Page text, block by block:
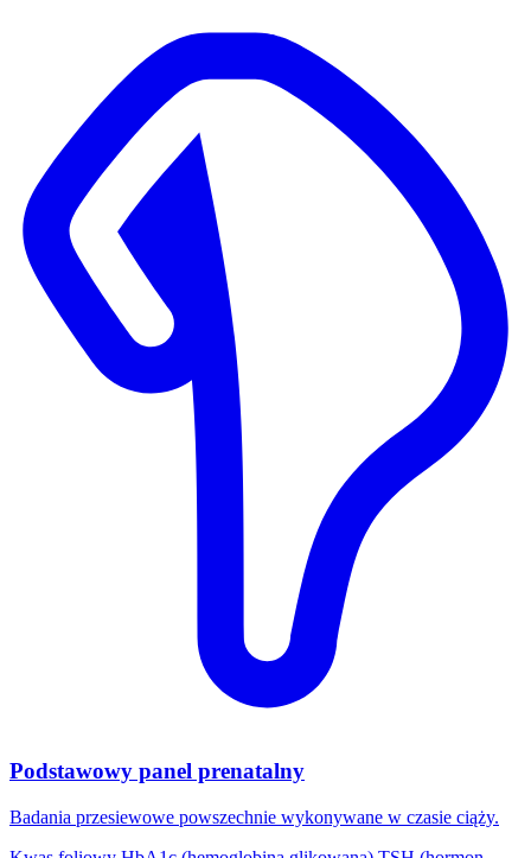
Podstawowy panel prenatalny
Badania przesiewowe powszechnie wykonywane w czasie ciąży.